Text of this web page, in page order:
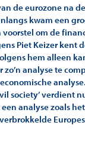
de eurozone na
kwam een
voorstel om de
Piet Keizer kent
hem alleen
analyse te
society’ verdient
analyse zoals